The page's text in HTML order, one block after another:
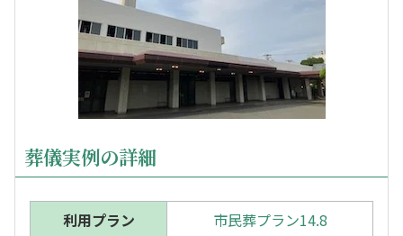
葬儀実例の詳細
利用プラン
市民葬プラン14.8